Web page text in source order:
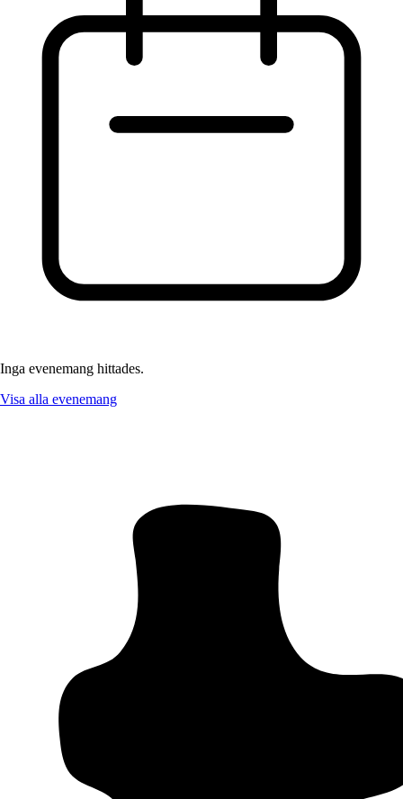
Inga evenemang hittades.
Visa alla evenemang